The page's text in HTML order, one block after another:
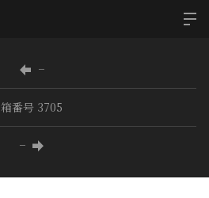
−
箱番号 3705
−